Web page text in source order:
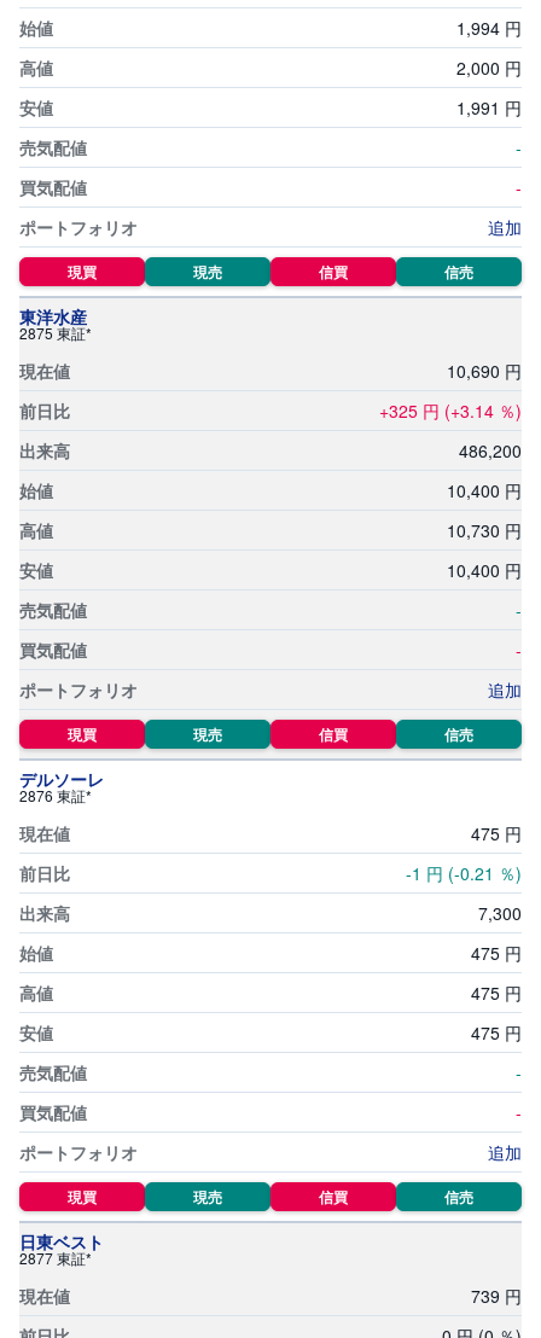
1,994 円
2,000 円
1,991 円
-
-
追加
現買 現売 信買 信売
東洋水産
2875 東証*
10,690 円
+325 円 (+3.14 ％)
486,200
10,400 円
10,730 円
10,400 円
-
-
追加
現買 現売 信買 信売
デルソーレ
2876 東証*
475 円
-1 円 (-0.21 ％)
7,300
475 円
475 円
475 円
-
-
追加
現買 現売 信買 信売
日東ベスト
2877 東証*
739 円